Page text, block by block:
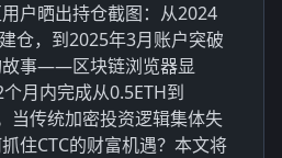
户晒出持仓截图：从2024
仓，到2025年3月账户突破
故事——区块链浏览器显
月内完成从0.5ETH到
当传统加密投资逻辑集体失
住CTC的财富机遇？本文将